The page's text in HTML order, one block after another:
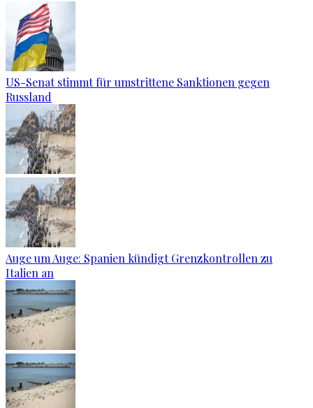
US-Senat stimmt für umstrittene Sanktionen gegen
Russland
Auge um Auge: Spanien kündigt Grenzkontrollen zu
Italien an